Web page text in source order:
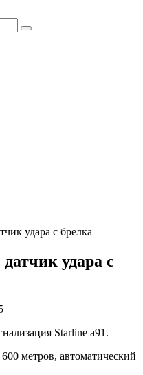
удара с брелка
удара с
Starline a91.
метров, автоматический